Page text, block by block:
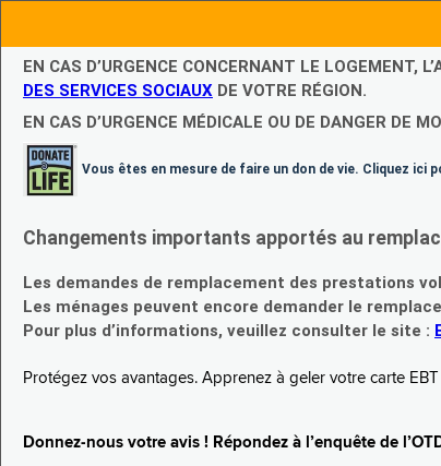
EN CAS D’URGENCE CONCERNANT LE LOGEMENT,
DES SERVICES SOCIAUX DE VOTRE RÉGION.
EN CAS D’URGENCE MÉDICALE OU DE DANGER DE
Vous êtes en mesure de faire un don de vie. Cliquez ici
Changements importants apportés au
Les demandes de remplacement des prestations
Les ménages peuvent encore demander le
Pour plus d’informations, veuillez consulter le site :
Protégez vos avantages. Apprenez à geler votre carte
Donnez-nous votre avis ! Répondez à l’enquête de